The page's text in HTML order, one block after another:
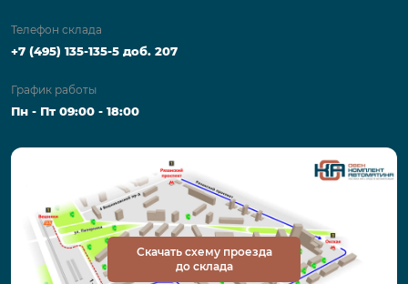
Телефон склада
+7 (495) 135-135-5 доб. 207
График работы
Пн - Пт 09:00 - 18:00
Скачать схему проезда
до склада